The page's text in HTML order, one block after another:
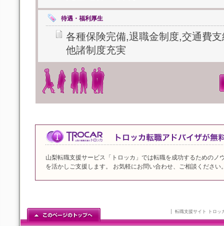
待遇・福利厚生
各種保険完備,退職金制度,交通費
他諸制度充実
山梨転職支援サービス「トロッカ」では転職を成功するためのノ
を活かしご支援します。 お気軽にお問い合わせ、ご相談ください
転職支援サイト トロッ